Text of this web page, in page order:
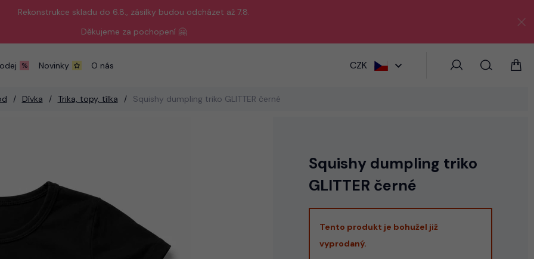
Rekonstrukce skladu do 6.8., zásilky budou odcházet až 7.8.
Děkujeme za pochopení 🤗
Novinky O nás CZK
Dívka Trika, topy, tílka Squishy dumpling triko GLITTER černé
Squishy dumpling triko
GLITTER černé
Tento produkt je bohužel již
vyprodaný.